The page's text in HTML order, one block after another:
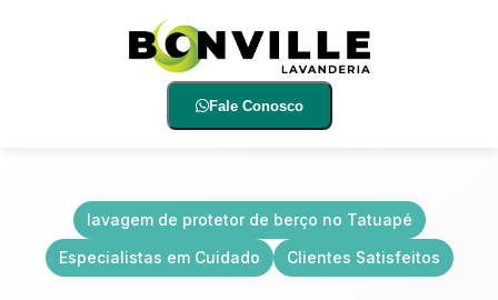
Fale Conosco
lavagem de protetor de berço no Tatuapé
Especialistas em Cuidado
Clientes Satisfeitos